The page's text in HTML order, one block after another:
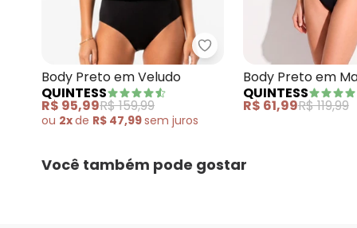
Quintess - Body Preto
Body Preto em Veludo
QUINTESS
R$ 95,99R$ 159,99
ou 2xde R$ 47,99sem juros
Body Preto em
com Decote V e
Reguláveis
QUINTESS
R$ 61,99R$ 119,99
Você também pode gostar